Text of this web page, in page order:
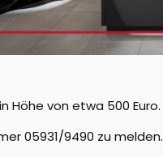
Höhe von etwa 500 Euro.
05931/9490 zu melden.